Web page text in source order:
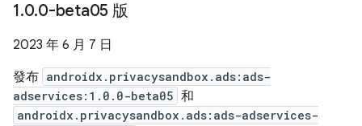
1.0.0-beta05 版
2023 年 6 月 7 日
發布 androidx.privacysandbox.ads:ads-
adservices:1.0.0-beta05 和
androidx.privacysandbox.ads:ads-adservices-